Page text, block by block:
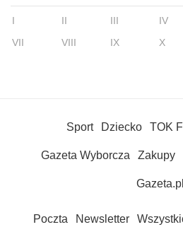
I II III IV
VII
VIII IX X
Sport Dziecko TOK
Gazeta Wyborcza Zakupy
Gazeta.pl
Poczta Newsletter